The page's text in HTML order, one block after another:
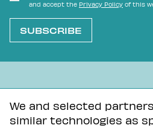
We and selected
similar technologies as
and accept the Privacy Policy of this
Privacy